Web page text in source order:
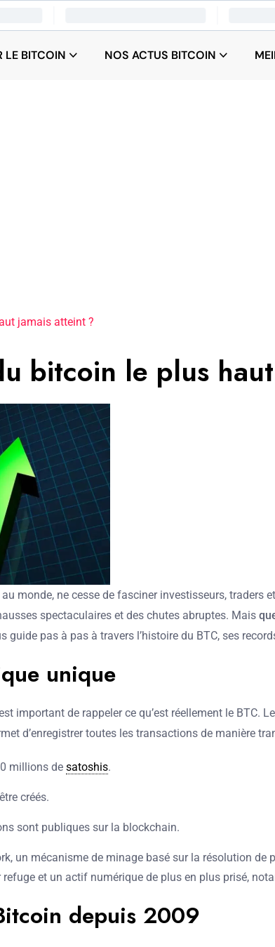
LE BITCOIN NOS ACTUS BITCOIN
jamais atteint ?
bitcoin le plus
monde, ne cesse de fasciner investisseurs,
spectaculaires et des chutes abruptes. Mais
guide pas à pas à travers l’histoire du BTC, ses
unique
important de rappeler ce qu’est réellement le
d’enregistrer toutes les transactions de manière
millions de satoshis.
créés.
sont publiques sur la blockchain.
un mécanisme de minage basé sur la résolution de
et un actif numérique de plus en plus prisé,
depuis 2009